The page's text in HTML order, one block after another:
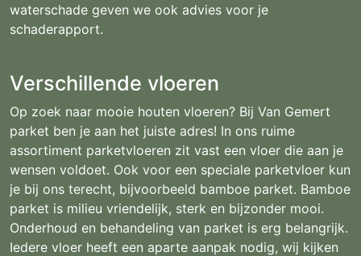
waterschade geven we ook advies voor je
schaderapport.
Verschillende vloeren
Op zoek naar mooie houten vloeren? Bij Van Gemert
parket ben je aan het juiste adres! In ons ruime
assortiment parketvloeren zit vast een vloer die aan je
wensen voldoet. Ook voor een speciale parketvloer kun
je bij ons terecht, bijvoorbeeld bamboe parket. Bamboe
parket is milieu vriendelijk, sterk en bijzonder mooi.
Onderhoud en behandeling van parket is erg belangrijk.
Iedere vloer heeft een aparte aanpak nodig, wij kijken